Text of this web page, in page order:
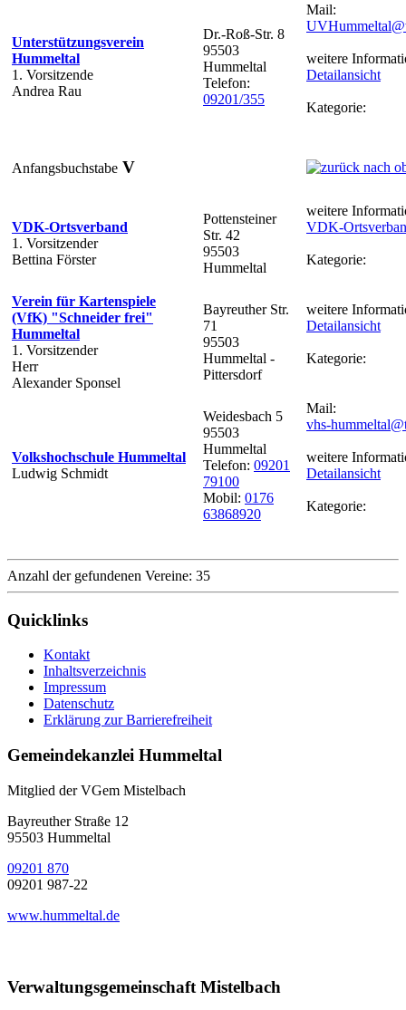
Unterstützungsverein
Hummeltal
1. Vorsitzende
Andrea Rau
Dr.-Roß-Str. 8
95503
Hummeltal
Telefon:
09201/355
Mail:
weitere
Detailansicht
Kategorie:
Anfangsbuchstabe V
VDK-Ortsverband
1. Vorsitzender
Bettina Förster
Pottensteiner
Str. 42
95503
Hummeltal
weitere
VDK-
Kategorie:
Verein für Kartenspiele
(VfK) "Schneider frei"
Hummeltal
1. Vorsitzender
Herr
Alexander Sponsel
Bayreuther Str.
71
95503
Hummeltal -
Pittersdorf
weitere
Detailansicht
Kategorie:
Volkshochschule Hummeltal
Ludwig Schmidt
Weidesbach 5
95503
Hummeltal
Telefon: 09201
79100
Mobil: 0176
63868920
Mail:
vhs-
weitere
Detailansicht
Kategorie:
Anzahl der gefundenen Vereine: 35
Quicklinks
Kontakt
Inhaltsverzeichnis
Impressum
Datenschutz
Erklärung zur Barrierefreiheit
Gemeindekanzlei Hummeltal
Mitglied der VGem Mistelbach
Bayreuther Straße 12
95503 Hummeltal
09201 870
09201 987-22
www.hummeltal.de
Verwaltungsgemeinschaft Mistelbach